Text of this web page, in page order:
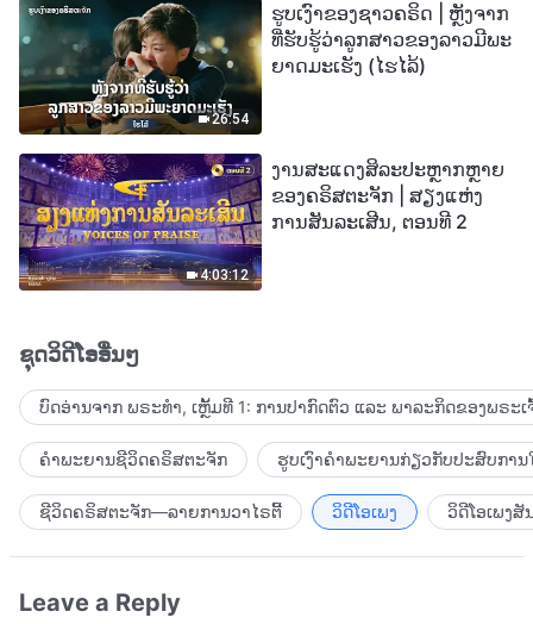
26:54
ຮູບເງົາຂອງຊາວຄຣິດ | ຫຼັງຈາກ
ທີ່ຮັບຮູ້ວ່າລູກສາວຂອງລາວມີພະ
ຍາດມະເຮັງ (ໄຮໄລ້)
4:03:12
ງານສະແດງສິລະປະຫຼາກຫຼາຍ
ຂອງຄຣິສຕະຈັກ | ສຽງແຫ່ງ
ການສັນລະເສີນ, ຕອນທີ 2
ຊຸດວິດີໂອອື່ນໆ
ບົດອ່ານຈາກ ພຣະທຳ, ເຫຼັ້ມທີ 1: ການປາກົດຕົວ ແລະ ພາລະກິດຂອງພຣະເ
ຄຳພະຍານຊີວິດຄຣິສຕະຈັກ ຮູບເງົາຄຳພະຍານກ່ຽວກັບປະສົບກາ
ຊີວິດຄຣິສຕະຈັກ—ລາຍການວາໄຣຕີ້ ວິດີໂອເພງ ວິດີໂອເພງສັ
Leave a Reply